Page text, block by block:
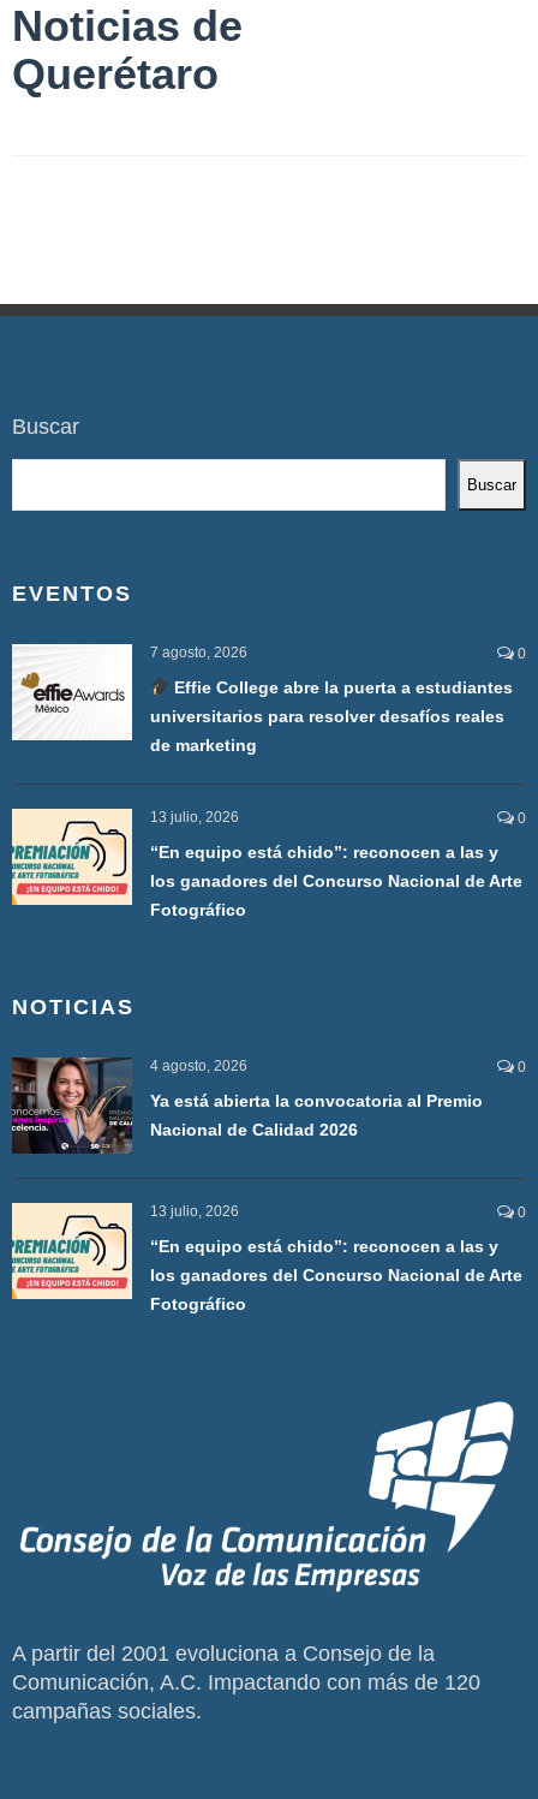
Noticias de
Querétaro
Buscar
Buscar
EVENTOS
7 agosto, 2026 0
Effie College abre la puerta a estudiantes
universitarios para resolver desafíos reales
de marketing
13 julio, 2026 0
“En equipo está chido”: reconocen a las y
los ganadores del Concurso Nacional de Arte
Fotográfico
NOTICIAS
4 agosto, 2026 0
Ya está abierta la convocatoria al Premio
Nacional de Calidad 2026
13 julio, 2026 0
“En equipo está chido”: reconocen a las y
los ganadores del Concurso Nacional de Arte
Fotográfico
A partir del 2001 evoluciona a Consejo de la
Comunicación, A.C. Impactando con más de 120
campañas sociales.